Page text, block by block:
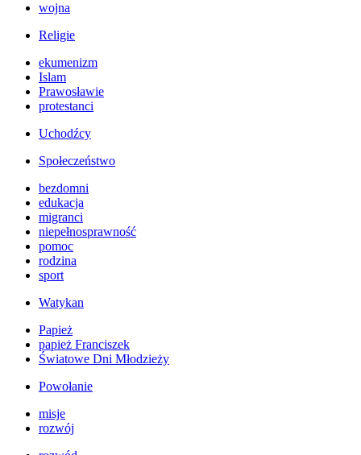
wojna
Religie
ekumenizm
Islam
Prawosławie
protestanci
Uchodźcy
Społeczeństwo
bezdomni
edukacja
migranci
niepełnosprawność
pomoc
rodzina
sport
Watykan
Papież
papież Franciszek
Światowe Dni Młodzieży
Powołanie
misje
rozwój